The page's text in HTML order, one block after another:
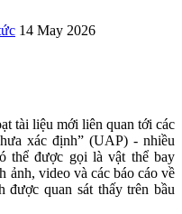
14 May 2026
tài liệu mới liên quan tới các
xác định” (UAP) - nhiều
thể được gọi là vật thể bay
ảnh, video và các báo cáo về
được quan sát thấy trên bầu